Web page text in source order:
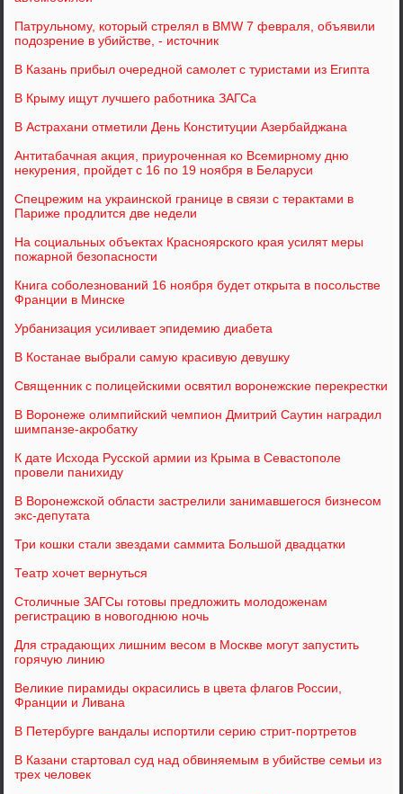
Патрульному, который стрелял в BMW 7 февраля, объявили
подозрение в убийстве, - источник
В Казань прибыл очередной самолет с туристами из Египта
В Крыму ищут лучшего работника ЗАГСа
В Астрахани отметили День Конституции Азербайджана
Антитабачная акция, приуроченная ко Всемирному дню
некурения, пройдет с 16 по 19 ноября в Беларуси
Спецрежим на украинской границе в связи с терактами в
Париже продлится две недели
На социальных объектах Красноярского края усилят меры
пожарной безопасности
Книга соболезнований 16 ноября будет открыта в посольстве
Франции в Минске
Урбанизация усиливает эпидемию диабета
В Костанае выбрали самую красивую девушку
Священник с полицейскими освятил воронежские перекрестки
В Воронеже олимпийский чемпион Дмитрий Саутин наградил
шимпанзе-акробатку
К дате Исхода Русской армии из Крыма в Севастополе
провели панихиду
В Воронежской области застрелили занимавшегося бизнесом
экс-депутата
Три кошки стали звездами саммита Большой двадцатки
Театр хочет вернуться
Столичные ЗАГСы готовы предложить молодоженам
регистрацию в новогоднюю ночь
Для страдающих лишним весом в Москве могут запустить
горячую линию
Великие пирамиды окрасились в цвета флагов России,
Франции и Ливана
В Петербурге вандалы испортили серию стрит-портретов
В Казани стартовал суд над обвиняемым в убийстве семьи из
трех человек